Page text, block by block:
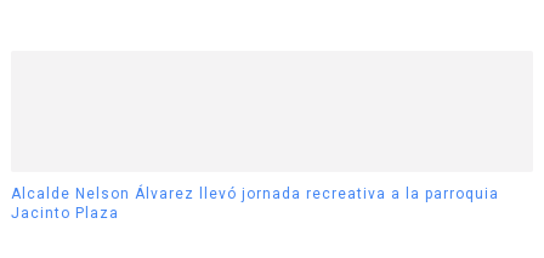
Alcalde Nelson Álvarez llevó jornada recreativa a la parroquia
Jacinto Plaza